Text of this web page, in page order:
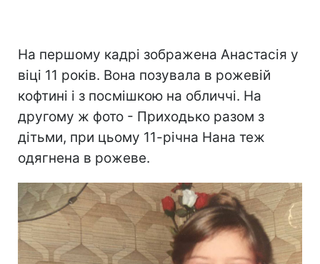
На першому кадрі зображена Анастасія у
віці 11 років. Вона позувала в рожевій
кофтині і з посмішкою на обличчі. На
другому ж фото - Приходько разом з
дітьми, при цьому 11-річна Нана теж
одягнена в рожеве.